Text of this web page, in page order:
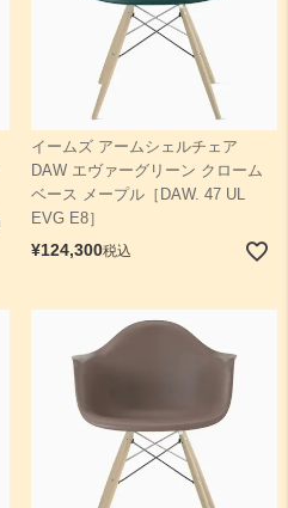
イームズ アームシェルチェア
DAW エヴァーグリーン クローム
ベース メープル［DAW. 47 UL
EVG E8］
¥124,300税込